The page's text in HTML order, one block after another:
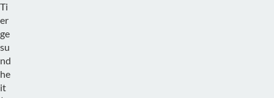
Ti
er
ge
su
nd
he
it